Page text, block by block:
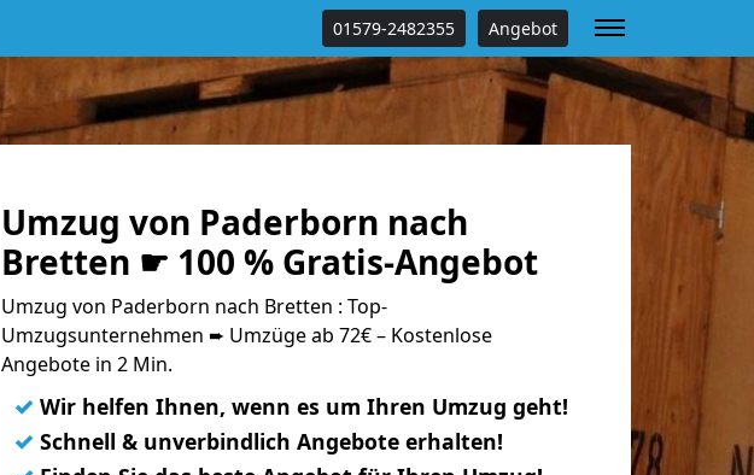
01579-2482355 Angebot
Umzug von Paderborn nach
Bretten ☛ 100 % Gratis-Angebot
Umzug von Paderborn nach Bretten : Top-
Umzugsunternehmen ➨ Umzüge ab 72€ – Kostenlose
Angebote in 2 Min.
✓ Wir helfen Ihnen, wenn es um Ihren Umzug geht!
✓ Schnell & unverbindlich Angebote erhalten!